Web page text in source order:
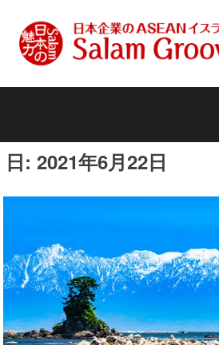
content
日: 2021年6月22日